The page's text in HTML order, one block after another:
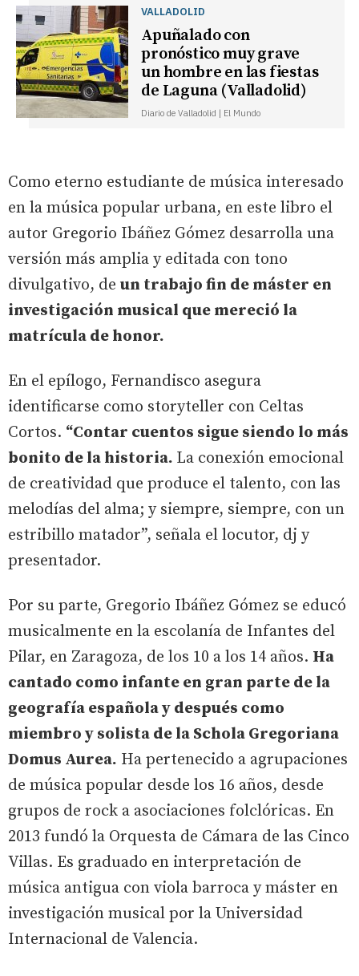
VALLADOLID
Apuñalado con
pronóstico muy grave
un hombre en las fiestas
de Laguna (Valladolid)
Diario de Valladolid | El Mundo
Como eterno estudiante de música interesado
en la música popular urbana, en este libro el
autor Gregorio Ibáñez Gómez desarrolla una
versión más amplia y editada con tono
divulgativo, de un trabajo fin de máster en
investigación musical que mereció la
matrícula de honor.
En el epílogo, Fernandisco asegura
identificarse como storyteller con Celtas
Cortos. “Contar cuentos sigue siendo lo más
bonito de la historia. La conexión emocional
de creatividad que produce el talento, con las
melodías del alma; y siempre, siempre, con un
estribillo matador”, señala el locutor, dj y
presentador.
Por su parte, Gregorio Ibáñez Gómez se educó
musicalmente en la escolanía de Infantes del
Pilar, en Zaragoza, de los 10 a los 14 años. Ha
cantado como infante en gran parte de la
geografía española y después como
miembro y solista de la Schola Gregoriana
Domus Aurea. Ha pertenecido a agrupaciones
de música popular desde los 16 años, desde
grupos de rock a asociaciones folclóricas. En
2013 fundó la Orquesta de Cámara de las Cinco
Villas. Es graduado en interpretación de
música antigua con viola barroca y máster en
investigación musical por la Universidad
Internacional de Valencia.